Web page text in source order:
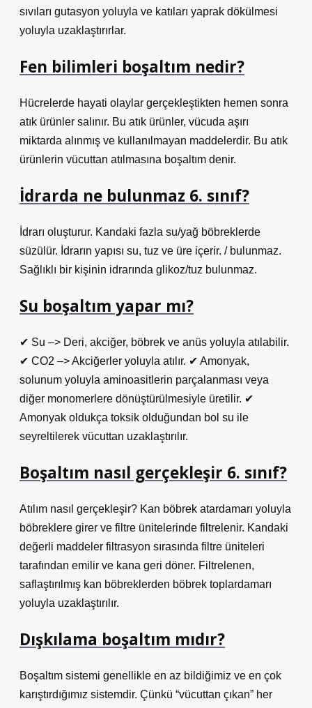
sıvıları gutasyon yoluyla ve katıları yaprak dökülmesi
yoluyla uzaklaştırırlar.
Fen bilimleri boşaltım nedir?
Hücrelerde hayati olaylar gerçekleştikten hemen sonra
atık ürünler salınır. Bu atık ürünler, vücuda aşırı
miktarda alınmış ve kullanılmayan maddelerdir. Bu atık
ürünlerin vücuttan atılmasına boşaltım denir.
İdrarda ne bulunmaz 6. sınıf?
İdrarı oluşturur. Kandaki fazla su/yağ böbreklerde
süzülür. İdrarın yapısı su, tuz ve üre içerir. / bulunmaz.
Sağlıklı bir kişinin idrarında glikoz/tuz bulunmaz.
Su boşaltım yapar mı?
✔ Su –> Deri, akciğer, böbrek ve anüs yoluyla atılabilir.
✔ CO2 –> Akciğerler yoluyla atılır. ✔ Amonyak,
solunum yoluyla aminoasitlerin parçalanması veya
diğer monomerlere dönüştürülmesiyle üretilir. ✔
Amonyak oldukça toksik olduğundan bol su ile
seyreltilerek vücuttan uzaklaştırılır.
Boşaltım nasıl gerçekleşir 6. sınıf?
Atılım nasıl gerçekleşir? Kan böbrek atardamarı yoluyla
böbreklere girer ve filtre ünitelerinde filtrelenir. Kandaki
değerli maddeler filtrasyon sırasında filtre üniteleri
tarafından emilir ve kana geri döner. Filtrelenen,
saflaştırılmış kan böbreklerden böbrek toplardamarı
yoluyla uzaklaştırılır.
Dışkılama boşaltım mıdır?
Boşaltım sistemi genellikle en az bildiğimiz ve en çok
karıştırdığımız sistemdir. Çünkü “vücuttan çıkan” her